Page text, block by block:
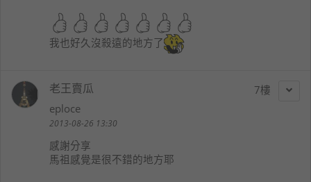
我也好久沒殺遠的地方了
7
老王賣瓜
eploce
2013-08-26 13:30
感謝分享
馬祖感覺是很不錯的地方耶